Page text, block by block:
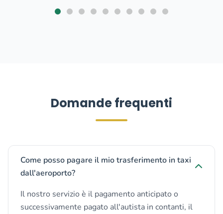
Domande frequenti
Come posso pagare il mio trasferimento in taxi
dall'aeroporto?
Il nostro servizio è il pagamento anticipato o
successivamente pagato all'autista in contanti, il